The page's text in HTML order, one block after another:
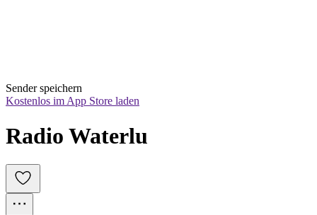
Sender speichern
Kostenlos im App Store laden
Radio Waterlu